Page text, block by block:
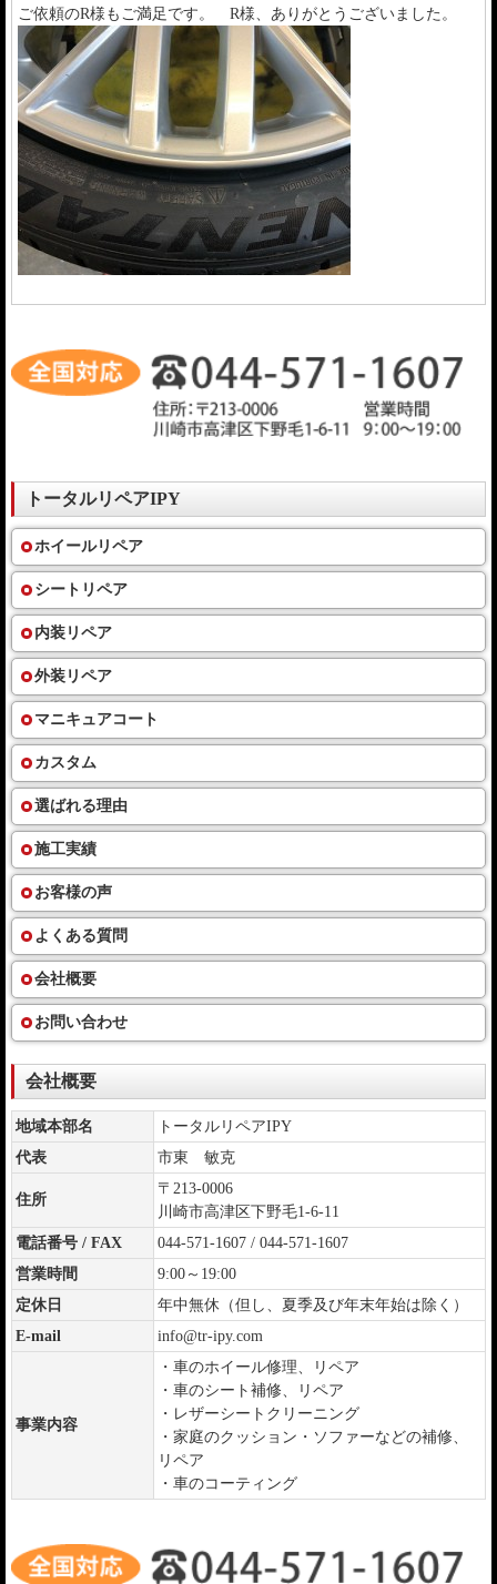
ご依頼のR様もご満足です。 R様、ありがとうございました。
トータルリペアIPY
ホイールリペア
シートリペア
内装リペア
外装リペア
マニキュアコート
カスタム
選ばれる理由
施工実績
お客様の声
よくある質問
会社概要
お問い合わせ
会社概要
地域本部名
トータルリペアIPY
代表
市東 敏克
住所
〒213-0006
川崎市高津区下野毛1-6-11
電話番号 / FAX
044-571-1607 / 044-571-1607
営業時間
9:00～19:00
定休日
年中無休（但し、夏季及び年末年始は除く）
E-mail
info@tr-ipy.com
事業内容
・車のホイール修理、リペア
・車のシート補修、リペア
・レザーシートクリーニング
・家庭のクッション・ソファーなどの補修、
リペア
・車のコーティング